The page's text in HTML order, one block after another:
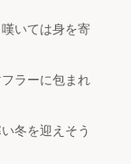
いては身を寄
ラーに包まれ
冬を迎えそう